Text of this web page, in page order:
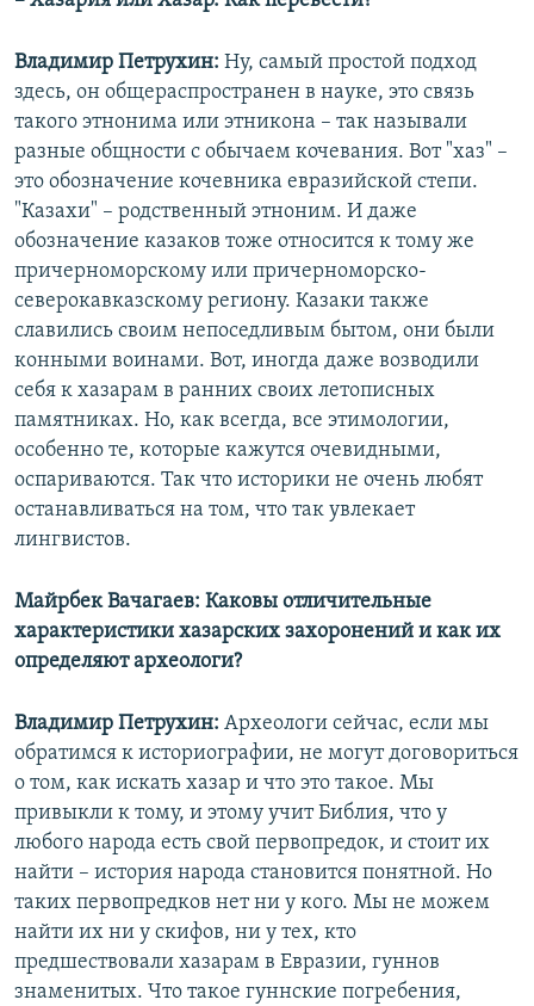
Владимир Петрухин: Ну, самый простой подход
здесь, он общераспространен в науке, это связь
такого этнонима или этникона – так называли
разные общности с обычаем кочевания. Вот "хаз" –
это обозначение кочевника евразийской степи.
"Казахи" – родственный этноним. И даже
обозначение казаков тоже относится к тому же
причерноморскому или причерноморско-
северокавказскому региону. Казаки также
славились своим непоседливым бытом, они были
конными воинами. Вот, иногда даже возводили
себя к хазарам в ранних своих летописных
памятниках. Но, как всегда, все этимологии,
особенно те, которые кажутся очевидными,
оспариваются. Так что историки не очень любят
останавливаться на том, что так увлекает
лингвистов.
Майрбек Вачагаев: Каковы отличительные
характеристики хазарских захоронений и как их
определяют археологи?
Владимир Петрухин: Археологи сейчас, если мы
обратимся к историографии, не могут договориться
о том, как искать хазар и что это такое. Мы
привыкли к тому, и этому учит Библия, что у
любого народа есть свой первопредок, и стоит их
найти – история народа становится понятной. Но
таких первопредков нет ни у кого. Мы не можем
найти их ни у скифов, ни у тех, кто
предшествовали хазарам в Евразии, гуннов
знаменитых. Что такое гуннские погребения,